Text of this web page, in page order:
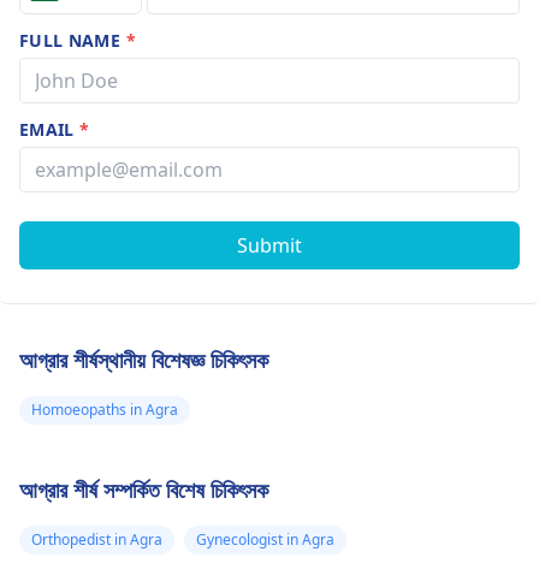
FULL NAME *
EMAIL*
Submit
আগ্রার শীর্ষস্থানীয় বিশেষজ্ঞ চিকিৎসক
Homoeopaths in Agra
আগ্রার শীর্ষ সম্পর্কিত বিশেষ চিকিৎসক
Orthopedist in Agra Gynecologist in Agra